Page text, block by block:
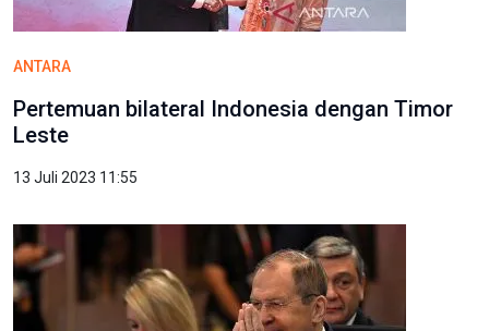
ANTARA
Pertemuan bilateral Indonesia dengan Timor
Leste
13 Juli 2023 11:55